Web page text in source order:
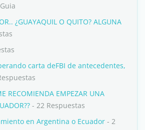
¿GUAYAQUIL O QUITO? ALGUNA
carta deFBI de antecedentes,
RECOMIENDA EMPEZAR UNA
- 22 Respuestas
en Argentina o Ecuador - 2